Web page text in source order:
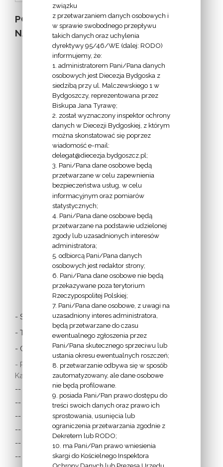
POZOSTAŁE
NA STRONIE
INFORMACJE
Z
EKAI.PL:
INFORMACJE
EPISKOPATU
POLSKI:
LINKI
- Stolica Apostolska
- Twitter Papieża
- Czytania z dnia
- Polska Misja
Katolicka:
-- w Austrii
-- w Anglii i Walii
-- w Irlandii
-- we Francji
-- w Niemczech
-- w Szkocji
związku
z przetwarzaniem danych osobowych i
w sprawie swobodnego przepływu
takich danych oraz uchylenia
dyrektywy 95/46/WE (dalej: RODO)
informujemy, że:
1. administratorem Pani/Pana danych
osobowych jest Diecezja Bydgoska z
siedzibą przy ul. Malczewskiego 1 w
Bydgoszczy, reprezentowana przez
Biskupa Jana Tyrawę;
2. został wyznaczony inspektor ochrony
danych w Diecezji Bydgoskiej, z którym
można skonstatować się poprzez
wiadomość e-mail:
delegat@diecezja.bydgoszcz.pl;
3. Pani/Pana dane osobowe będą
przetwarzane w celu zapewnienia
bezpieczeństwa usług, w celu
informacyjnym oraz pomiarów
statystycznych;
4. Pani/Pana dane osobowe będą
przetwarzane na podstawie udzielonej
zgody lub uzasadnionych interesów
administratora;
5. odbiorcą Pani/Pana danych
osobowych jest redaktor strony;
6. Pani/Pana dane osobowe nie będą
przekazywane poza terytorium
Rzeczypospolitej Polskiej;
7. Pani/Pana dane osobowe, z uwagi na
uzasadniony interes administratora,
będą przetwarzane do czasu
ewentualnego zgłoszenia przez
Pani/Pana skutecznego sprzeciwu lub
ustania okresu ewentualnych roszczeń;
8. przetwarzanie odbywa się w sposób
zautomatyzowany, ale dane osobowe
nie będą profilowane.
9. posiada Pani/Pan prawo dostępu do
treści swoich danych oraz prawo ich
sprostowania, usunięcia lub
ograniczenia przetwarzania zgodnie z
Dekretem lub RODO;
10. ma Pani/Pan prawo wniesienia
skargi do Kościelnego Inspektora
Ochrony Danych lub Prezesa Urzędu